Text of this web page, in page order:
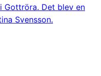
Gottröra. Det blev en
Svensson.